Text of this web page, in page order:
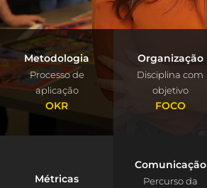
Metodologia
Processo de
aplicação
OKR
Organização
Disciplina com
objetivo
FOCO
Métricas
Comunicação
Percurso da